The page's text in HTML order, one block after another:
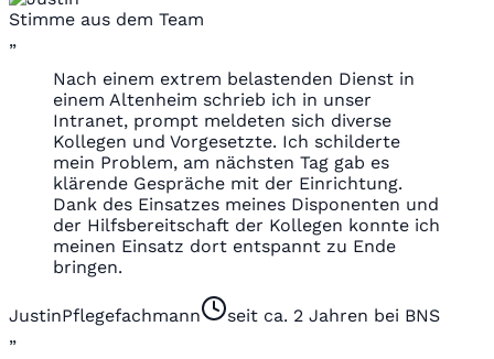
Stimme aus dem Team
„
Nach einem extrem belastenden Dienst in
einem Altenheim schrieb ich in unser
Intranet, prompt meldeten sich diverse
Kollegen und Vorgesetzte. Ich schilderte
mein Problem, am nächsten Tag gab es
klärende Gespräche mit der Einrichtung.
Dank des Einsatzes meines Disponenten und
der Hilfsbereitschaft der Kollegen konnte ich
meinen Einsatz dort entspannt zu Ende
bringen.
JustinPflegefachmann
seit ca. 2 Jahren bei BNS
„